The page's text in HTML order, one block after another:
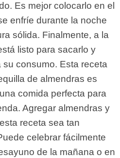
Es mejor colocarlo en el
enfríe durante la noche
sólida. Finalmente, a la
listo para sacarlo y
consumo. Esta receta
de almendras es
comida perfecta para
Agregar almendras y
receta sea tan
celebrar fácilmente
de la mañana o en